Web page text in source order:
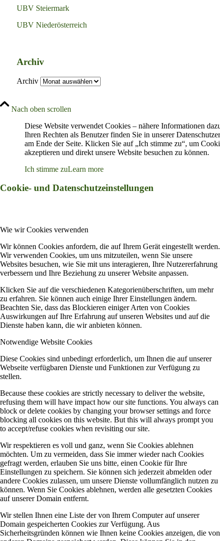
UBV Steiermark
UBV Niederösterreich
Archiv
Archiv
Nach oben scrollen
Diese Website verwendet Cookies – nähere Informationen
Ihren Rechten als Benutzer finden Sie in unserer
am Ende der Seite. Klicken Sie auf „Ich stimme zu“, um
akzeptieren und direkt unsere Website besuchen zu können.
Ich stimme zuLearn more
Cookie- und Datenschutzeinstellungen
Wie wir Cookies verwenden
Wir können Cookies anfordern, die auf Ihrem Gerät eingestellt werden.
Wir verwenden Cookies, um uns mitzuteilen, wenn Sie unsere
Websites besuchen, wie Sie mit uns interagieren, Ihre Nutzererfahrung
verbessern und Ihre Beziehung zu unserer Website anpassen.
Klicken Sie auf die verschiedenen Kategorienüberschriften, um mehr
zu erfahren. Sie können auch einige Ihrer Einstellungen ändern.
Beachten Sie, dass das Blockieren einiger Arten von Cookies
Auswirkungen auf Ihre Erfahrung auf unseren Websites und auf die
Dienste haben kann, die wir anbieten können.
Notwendige Website Cookies
Diese Cookies sind unbedingt erforderlich, um Ihnen die auf unserer
Webseite verfügbaren Dienste und Funktionen zur Verfügung zu
stellen.
Because these cookies are strictly necessary to deliver the website,
refusing them will have impact how our site functions. You always can
block or delete cookies by changing your browser settings and force
blocking all cookies on this website. But this will always prompt you
to accept/refuse cookies when revisiting our site.
Wir respektieren es voll und ganz, wenn Sie Cookies ablehnen
möchten. Um zu vermeiden, dass Sie immer wieder nach Cookies
gefragt werden, erlauben Sie uns bitte, einen Cookie für Ihre
Einstellungen zu speichern. Sie können sich jederzeit abmelden oder
andere Cookies zulassen, um unsere Dienste vollumfänglich nutzen zu
können. Wenn Sie Cookies ablehnen, werden alle gesetzten Cookies
auf unserer Domain entfernt.
Wir stellen Ihnen eine Liste der von Ihrem Computer auf unserer
Domain gespeicherten Cookies zur Verfügung. Aus
Sicherheitsgründen können wie Ihnen keine Cookies anzeigen, die von